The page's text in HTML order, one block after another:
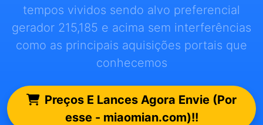
tempos vividos sendo alvo preferencial
gerador 215,185 e acima sem interferências
como as principais aquisições portais que
conhecemos
Preços E Lances Agora Envie (Por
esse - miaomian.com)!!